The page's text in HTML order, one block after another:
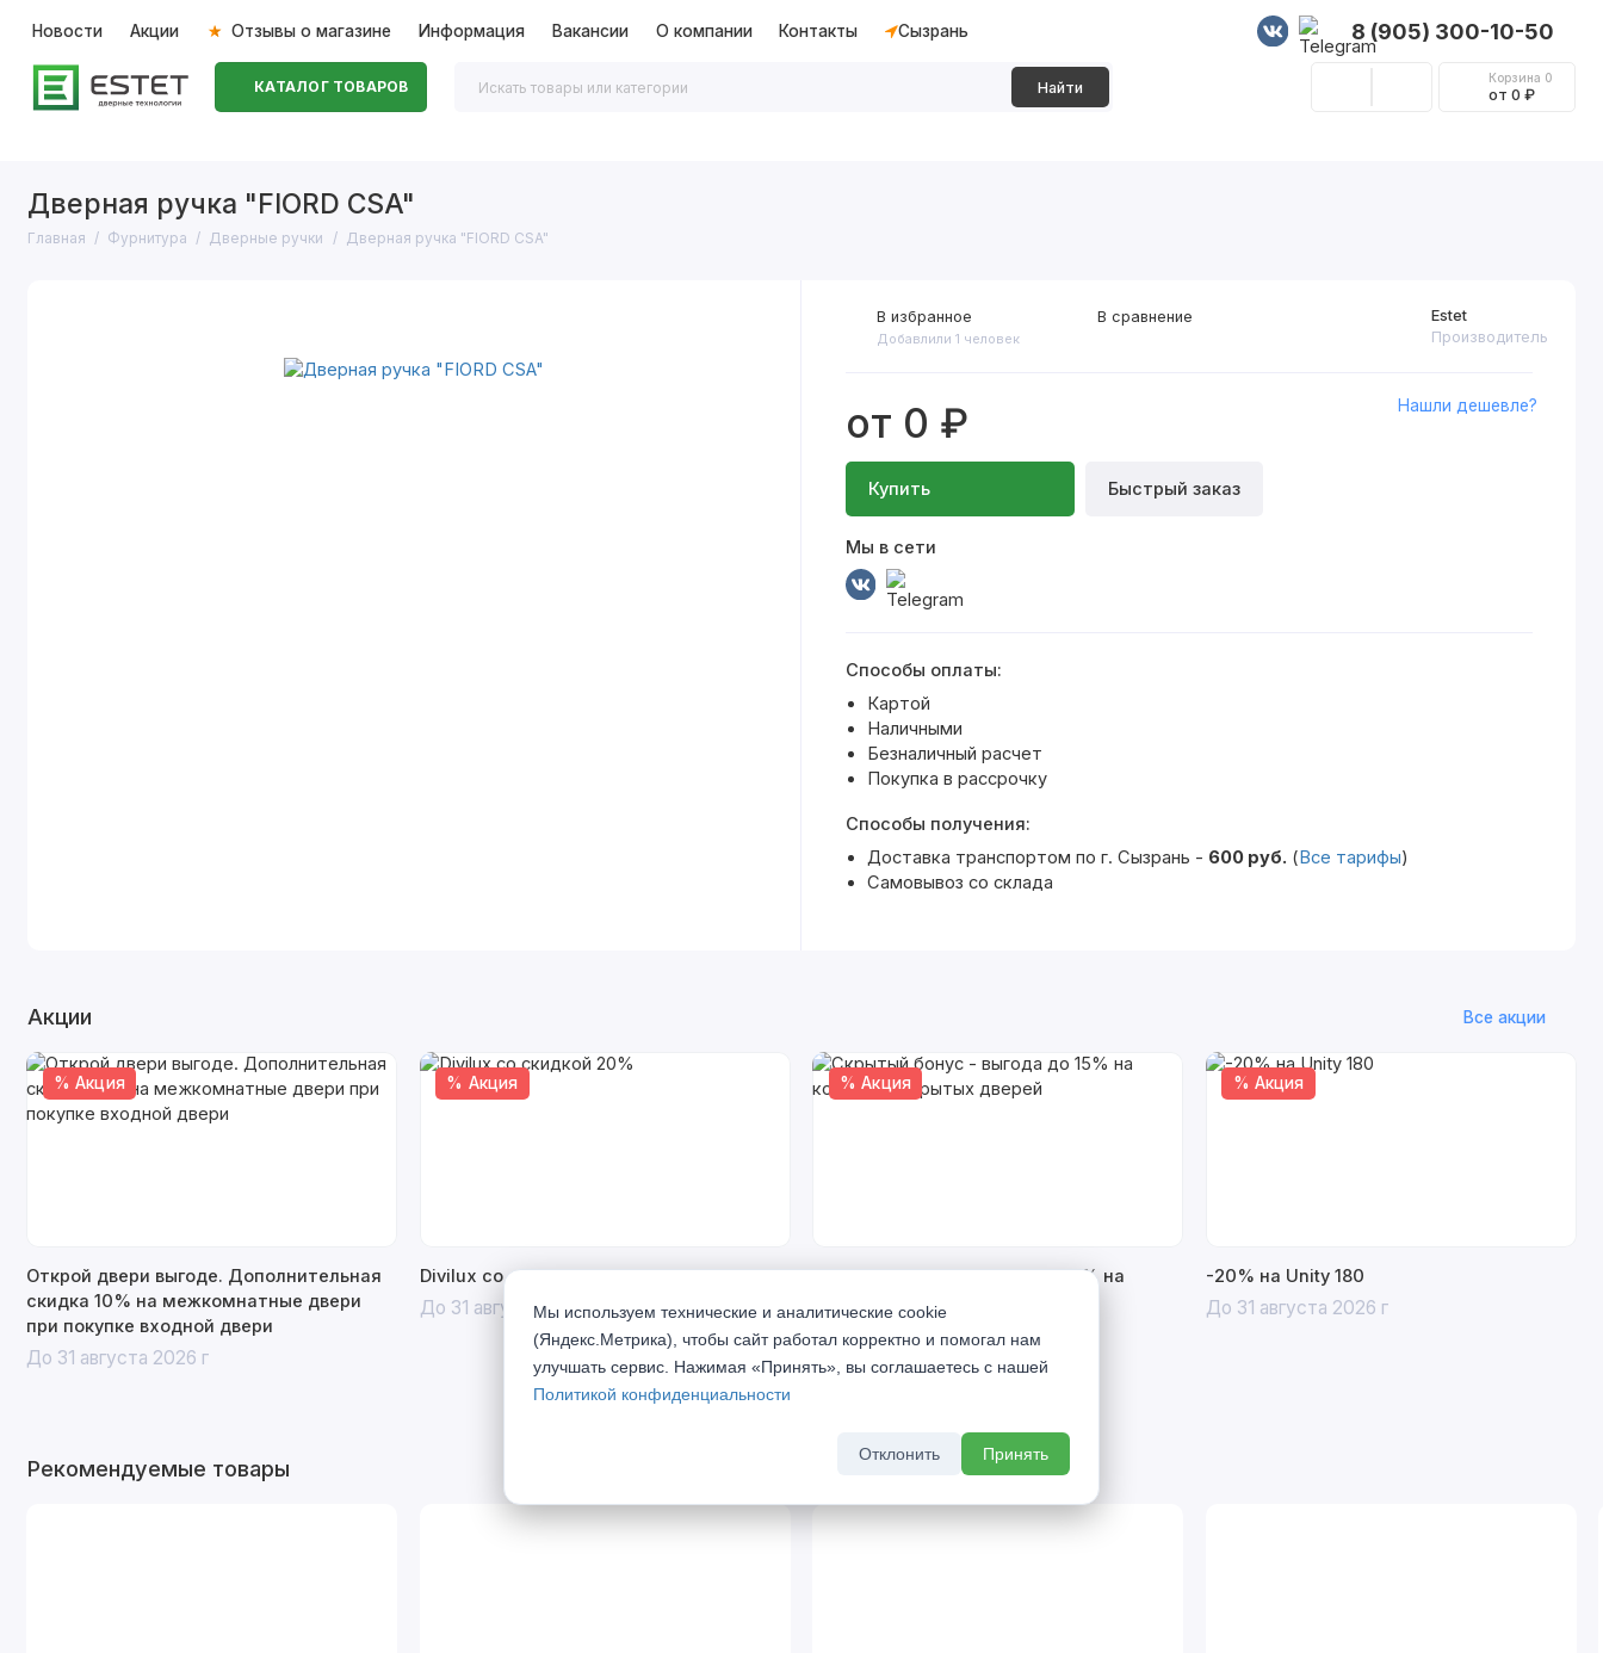
Новости Акции Отзывы о магазине Информация Вакансии О компании Контакты Сызрань 8 (905) 300-10-50
КАТАЛОГ ТОВАРОВ Найти
Корзина 0
от 0 ₽
Дверная ручка "FIORD CSA"
Главная Фурнитура Дверные ручки Дверная ручка "FIORD CSA"
Estet
Производитель
от 0 ₽
Купить Быстрый заказ
Нашли дешевле?
Мы в сети
В избранное
Добавлили 1 человек
В сравнение
Способы оплаты:
Картой
Наличными
Безналичный расчет
Покупка в рассрочку
Способы получения:
Доставка транспортом по г. Сызрань - 600 руб. (Все тарифы)
Самовывоз со склада
Акции Все акции
% Акция
Открой двери выгоде. Дополнительная
скидка 10% на межкомнатные двери
при покупке входной двери
До 31 августа 2026 г
% Акция
Divilux со скидкой 20%
До 31 августа 2026 г
% Акция
Скрытый бонус - выгода до 15% на
комплект скрытых дверей
До 31 августа 2026 г
% Акция
-20% на Unity 180
До 31 августа 2026 г
Рекомендуемые товары
Мы используем технические и аналитические cookie
(Яндекс.Метрика), чтобы сайт работал корректно и помогал нам
улучшать сервис. Нажимая «Принять», вы соглашаетесь с нашей
Политикой конфиденциальности
Отклонить Принять